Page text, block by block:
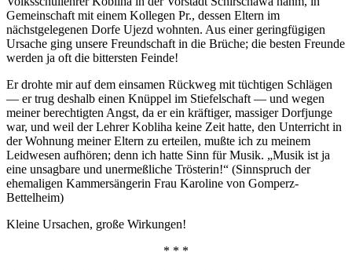
Gemeinschaft mit einem Kollegen Pr., dessen Eltern im
nächstgelegenen Dorfe Ujezd wohnten. Aus einer geringfügigen
Ursache ging unsere Freundschaft in die Brüche; die besten Freunde
werden ja oft die bittersten Feinde!
Er drohte mir auf dem einsamen Rückweg mit tüchtigen Schlägen
— er trug deshalb einen Knüppel im Stiefelschaft — und wegen
meiner berechtigten Angst, da er ein kräftiger, massiger Dorfjunge
war, und weil der Lehrer Kobliha keine Zeit hatte, den Unterricht in
der Wohnung meiner Eltern zu erteilen, mußte ich zu meinem
Leidwesen aufhören; denn ich hatte Sinn für Musik. „Musik ist ja
eine unsagbare und unermeßliche Trösterin!“ (Sinnspruch der
ehemaligen Kammersängerin Frau Karoline von Gomperz-
Bettelheim)
Kleine Ursachen, große Wirkungen!
* * *